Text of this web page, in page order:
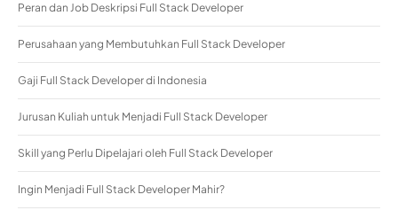
Peran dan Job Deskripsi Full Stack Developer
Perusahaan yang Membutuhkan Full Stack Developer
Gaji Full Stack Developer di Indonesia
Jurusan Kuliah untuk Menjadi Full Stack Developer
Skill yang Perlu Dipelajari oleh Full Stack Developer
Ingin Menjadi Full Stack Developer Mahir?